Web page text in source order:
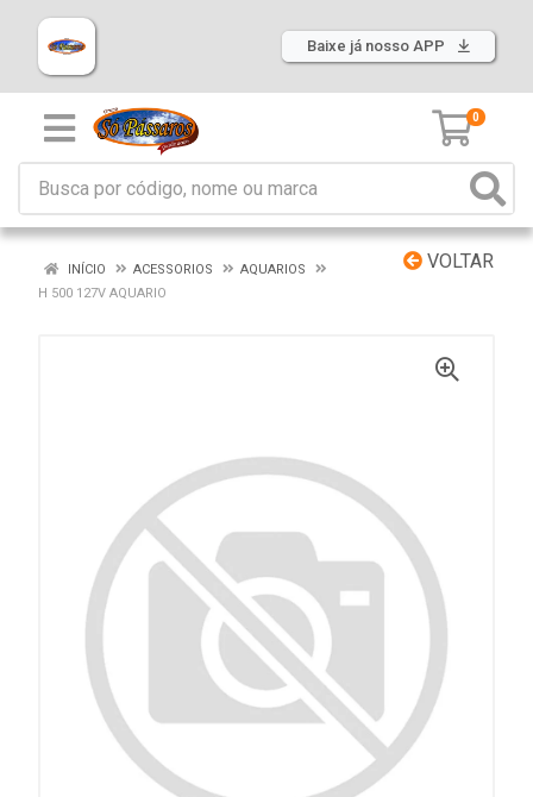
Baixe já nosso APP
0
VOLTAR
INÍCIO ACESSORIOS
AQUARIOS
H 500 127V AQUARIO